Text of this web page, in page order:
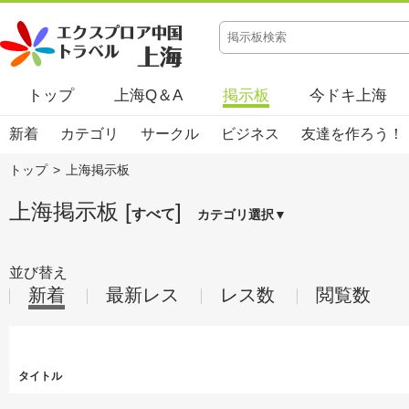
トップ 上海Q＆A 掲示板 今ドキ上海
新着 カテゴリ サークル ビジネス 友達を作ろう！
トップ > 上海掲示板
上海掲示板 [すべて] カテゴリ選択▼
並び替え
新着 最新レス レス数 閲覧数
タイトル